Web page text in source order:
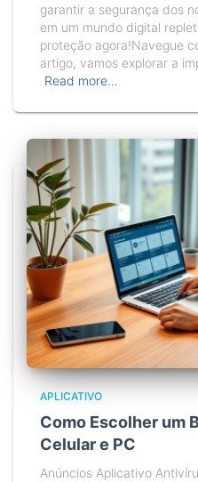
garantir a segurança dos
em um mundo digital
proteção agora!Navegue
artigo, vamos explorar a
Read more…
APLICATIVO
Como Escolher um
Celular e PC
Anúncios Aplicativo